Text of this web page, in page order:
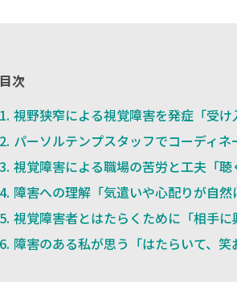
目次
視野狭窄による視覚障害を発症「受け
パーソルテンプスタッフでコーディ
視覚障害による職場の苦労と工夫「聴
障害への理解「気遣いや心配りが自然
視覚障害者とはたらくために「相手に
障害のある私が思う「はたらいて、笑